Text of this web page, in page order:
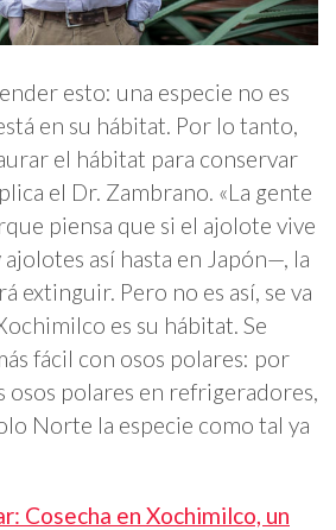
esto: una especie no es
en su hábitat. Por lo tanto,
el hábitat para conservar
el Dr. Zambrano. «La gente
piensa que si el ajolote vive
así hasta en Japón—, la
extinguir. Pero no es así, se va
es su hábitat. Se
fácil con osos polares: por
osos polares en refrigeradores,
Norte la especie como tal ya
Cosecha en Xochimilco, un